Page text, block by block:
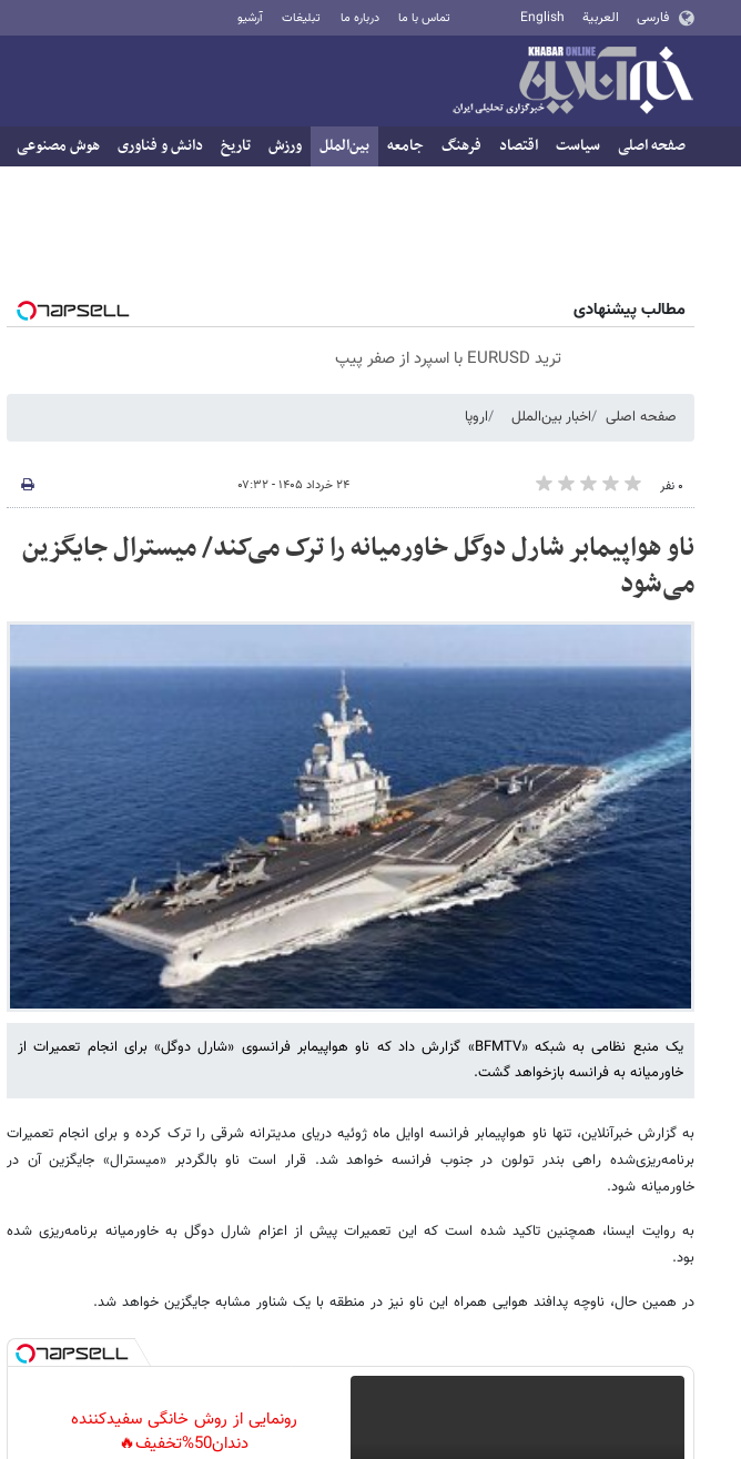
فارسی العربية English تماس با ما درباره ما تبلیغات آرشیو
صفحه اصلی سیاست اقتصاد فرهنگ جامعه بین‌الملل ورزش تاریخ دانش و فناوری هوش مصنوعی
مطالب پیشنهادی
ترید EURUSD با اسپرد از صفر پیپ
صفحه اصلی اخبار بین‌الملل اروپا
۰ نفر ۲۴ خرداد ۱۴۰۵ - ۰۷:۳۲
ناو هواپیمابر شارل دوگل خاورمیانه را ترک می‌کند/ میسترال جایگزین
می‌شود
یک منبع نظامی به شبکه «BFMTV» گزارش داد که ناو هواپیمابر فرانسوی «شارل دوگل» برای انجام تعمیرات از
خاورمیانه به فرانسه بازخواهد گشت.
به گزارش خبرآنلاین، تنها ناو هواپیمابر فرانسه اوایل ماه ژوئیه دریای مدیترانه شرقی را ترک کرده و برای انجام تعمیرات
برنامه‌ریزی‌شده راهی بندر تولون در جنوب فرانسه خواهد شد. قرار است ناو بالگردبر «میسترال» جایگزین آن در
خاورمیانه شود.
به روایت ایسنا، همچنین تاکید شده است که این تعمیرات پیش از اعزام شارل دوگل به خاورمیانه برنامه‌ریزی شده
بود.
در همین حال، ناوچه پدافند هوایی همراه این ناو نیز در منطقه با یک شناور مشابه جایگزین خواهد شد.
رونمایی از روش خانگی سفیدکننده
دندان50%تخفیف🔥